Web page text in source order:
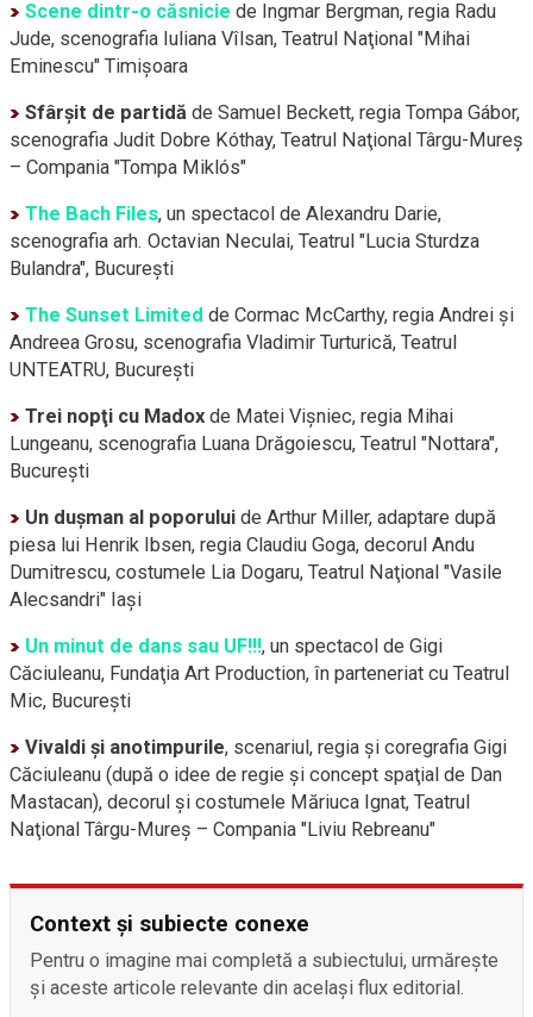
Scene dintr-o căsnicie de Ingmar Bergman, regia Radu
Jude, scenografia Iuliana Vîlsan, Teatrul Naţional "Mihai
Eminescu" Timişoara
Sfârşit de partidă de Samuel Beckett, regia Tompa Gábor,
scenografia Judit Dobre Kóthay, Teatrul Naţional Târgu-Mureş
– Compania "Tompa Miklós"
The Bach Files, un spectacol de Alexandru Darie,
scenografia arh. Octavian Neculai, Teatrul "Lucia Sturdza
Bulandra", Bucureşti
The Sunset Limited de Cormac McCarthy, regia Andrei şi
Andreea Grosu, scenografia Vladimir Turturică, Teatrul
UNTEATRU, Bucureşti
Trei nopţi cu Madox de Matei Vişniec, regia Mihai
Lungeanu, scenografia Luana Drăgoiescu, Teatrul "Nottara",
Bucureşti
Un duşman al poporului de Arthur Miller, adaptare după
piesa lui Henrik Ibsen, regia Claudiu Goga, decorul Andu
Dumitrescu, costumele Lia Dogaru, Teatrul Naţional "Vasile
Alecsandri" Iaşi
Un minut de dans sau UF!!!, un spectacol de Gigi
Căciuleanu, Fundaţia Art Production, în parteneriat cu Teatrul
Mic, Bucureşti
Vivaldi şi anotimpurile, scenariul, regia şi coregrafia Gigi
Căciuleanu (după o idee de regie şi concept spaţial de Dan
Mastacan), decorul şi costumele Măriuca Ignat, Teatrul
Naţional Târgu-Mureş – Compania "Liviu Rebreanu"
Context și subiecte conexe
Pentru o imagine mai completă a subiectului, urmărește
și aceste articole relevante din același flux editorial.